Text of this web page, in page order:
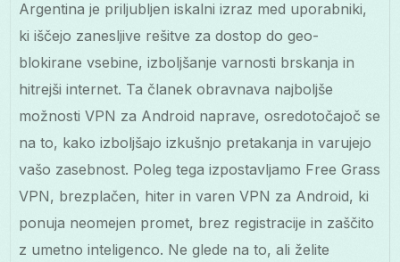
Argentina je priljubljen iskalni izraz med uporabniki,
ki iščejo zanesljive rešitve za dostop do geo-
blokirane vsebine, izboljšanje varnosti brskanja in
hitrejši internet. Ta članek obravnava najboljše
možnosti VPN za Android naprave, osredotočajoč se
na to, kako izboljšajo izkušnjo pretakanja in varujejo
vašo zasebnost. Poleg tega izpostavljamo Free Grass
VPN, brezplačen, hiter in varen VPN za Android, ki
ponuja neomejen promet, brez registracije in zaščito
z umetno inteligenco. Ne glede na to, ali želite